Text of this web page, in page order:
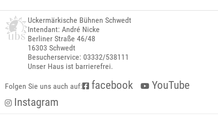
Uckermärkische Bühnen Schwedt
Intendant: André Nicke
Berliner Straße 46/48
16303 Schwedt
Besucherservice: 03332/538111
Unser Haus ist barrierefrei.
Folgen Sie uns auch auf: facebook
YouTube
Instagram